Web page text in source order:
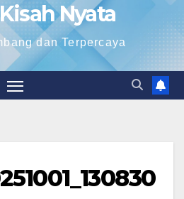
Nyata
dan Terpercaya